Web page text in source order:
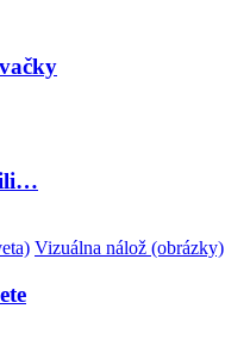
Vizuálna nálož (obrázky)